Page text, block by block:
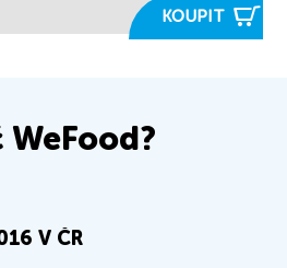
KOUPIT 
WeFood?
V ČR